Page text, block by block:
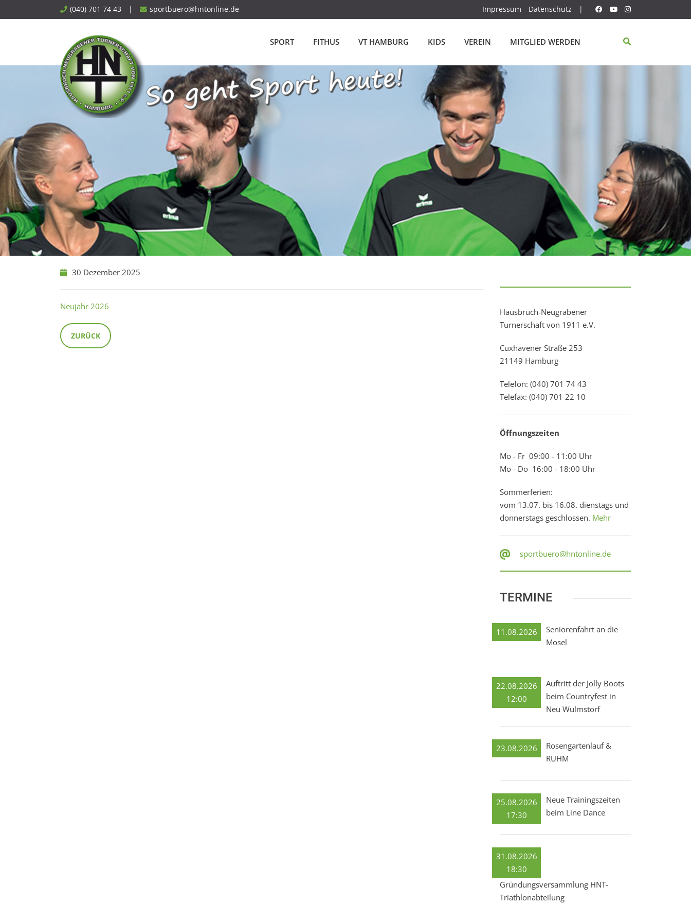
to
(040) 701 74 43 | sportbuero@hntonline.de Impressum Datenschutz |
SPORT FITHUS VT HAMBURG KIDS VEREIN MITGLIED WERDEN
30 Dezember 2025
Neujahr 2026
ZURÜCK
Hausbruch-Neugrabener
Turnerschaft von 1911 e.V.
Cuxhavener Straße 253
21149 Hamburg
Telefon: (040) 701 74 43
Telefax: (040) 701 22 10
Öffnungszeiten
Mo - Fr 09:00 - 11:00 Uhr
Mo - Do 16:00 - 18:00 Uhr
Sommerferien:
vom 13.07. bis 16.08. dienstags und
donnerstags geschlossen. Mehr
sportbuero@hntonline.de
TERMINE
11.08.2026
Seniorenfahrt an die
Mosel
22.08.2026
12:00
Auftritt der Jolly Boots
beim Countryfest in
Neu Wulmstorf
23.08.2026
Rosengartenlauf &
RUHM
25.08.2026
17:30
Neue Trainingszeiten
beim Line Dance
31.08.2026
18:30
Gründungsversammlung HNT-
Triathlonabteilung